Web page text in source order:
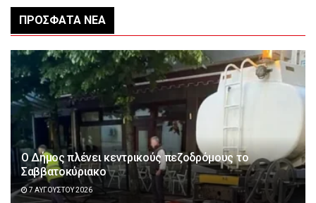
ΠΡΌΣΦΑΤΑ ΝΈΑ
Ο Δήμος πλένει κεντρικούς πεζοδρόμους το
Σαββατοκύριακο
7 ΑΥΓΟΎΣΤΟΥ 2026